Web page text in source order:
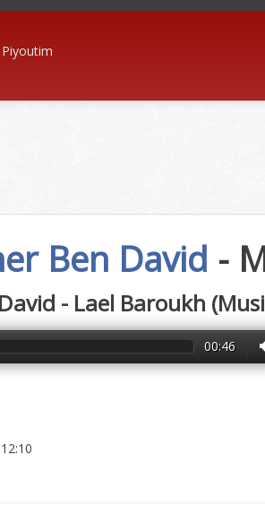
Piyoutim
Ben David -
- Lael Baroukh
00:46